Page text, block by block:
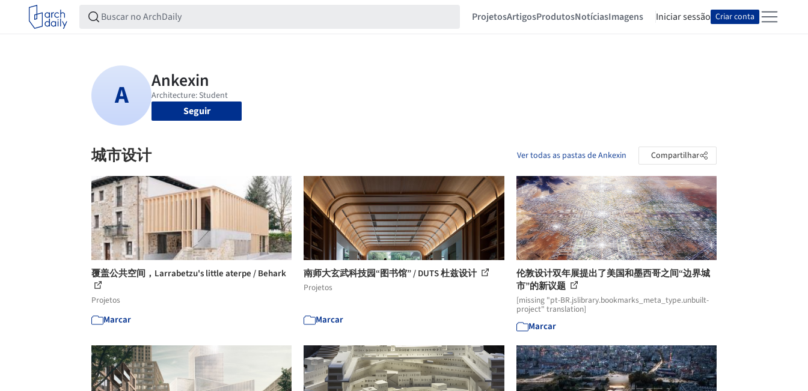
ProjetosArtigosProdutosNotíciasImagens Iniciar sessão Criar conta
Seguir
城市设计 Ver todas as pastas de Ankexin Compartilhar
覆盖公共空间，Larrabetzu's little aterpe / Behark
Projetos
Marcar
南师大玄武科技园“图书馆” / DUTS 杜兹设计
Projetos
Marcar
伦敦设计双年展提出了美国和墨西哥之间“边界城
市”的新议题
[missing "pt-BR.jslibrary.bookmarks_meta_type.unbuilt-
project" translation]
Marcar